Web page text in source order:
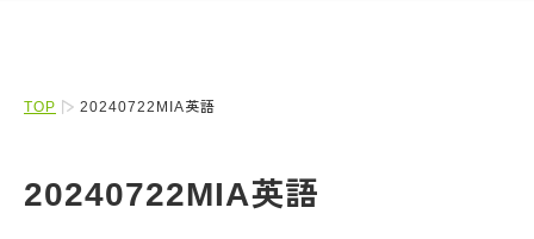
TOP 20240722MIA英語
20240722MIA英語